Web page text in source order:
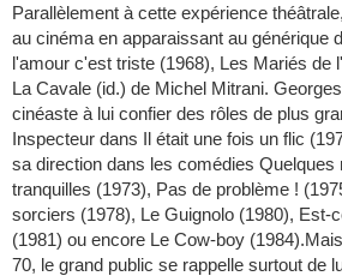
Parallèlement à cette expérience
au cinéma en apparaissant au générique
l'amour c'est triste (1968), Les Mariés de
La Cavale (id.) de Michel Mitrani.
cinéaste à lui confier des rôles de plus
Inspecteur dans Il était une fois un flic
sa direction dans les comédies Quelques
tranquilles (1973), Pas de problème !
sorciers (1978), Le Guignolo (1980), Est-
(1981) ou encore Le Cow-boy
70, le grand public se rappelle surtout de